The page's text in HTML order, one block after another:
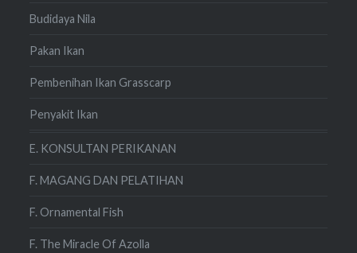
Budidaya Nila
Pakan Ikan
Pembenihan Ikan Grasscarp
Penyakit Ikan
E. KONSULTAN PERIKANAN
F. MAGANG DAN PELATIHAN
F. Ornamental Fish
F. The Miracle Of Azolla